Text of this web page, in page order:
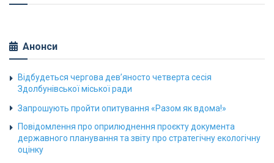
Анонси
Відбудеться чергова дев’яносто четверта сесія
Здолбунівської міської ради
Запрошують пройти опитування «Разом як вдома!»
Повідомлення про оприлюднення проєкту документа
державного планування та звіту про стратегічну екологічну
оцінку